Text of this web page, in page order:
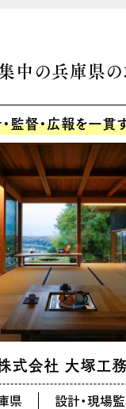
中の兵庫県
監督・広報を一貫
式会社 大塚工
県 設計・現場